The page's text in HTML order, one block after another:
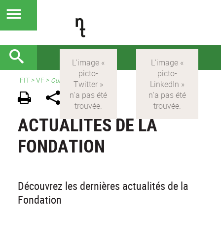
FIT>VF> Qui sommes nous ?
ACTUALITÉS DE LA
FONDATION
Découvrez les dernières actualités de la
Fondation